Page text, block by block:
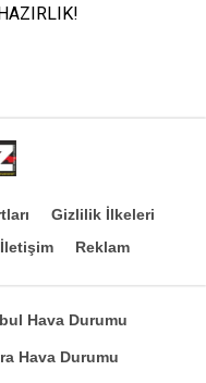
Gizlilik İlkeleri
İletişim Reklam
Hava Durumu
Hava Durumu